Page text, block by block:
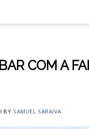
COM A
BY SAMUEL SARAIVA